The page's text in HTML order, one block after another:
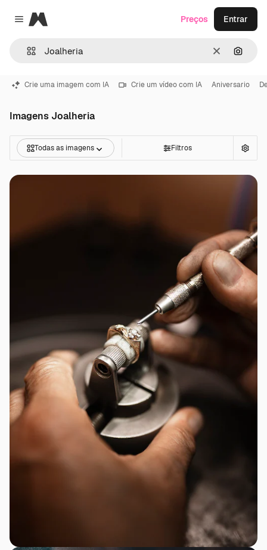
Close menu
Magnific
Limpar
Preços Entrar
Crie uma imagem com IA Crie um vídeo com IA Aniversario
Imagens Joalheria
Todas as imagens Filtros